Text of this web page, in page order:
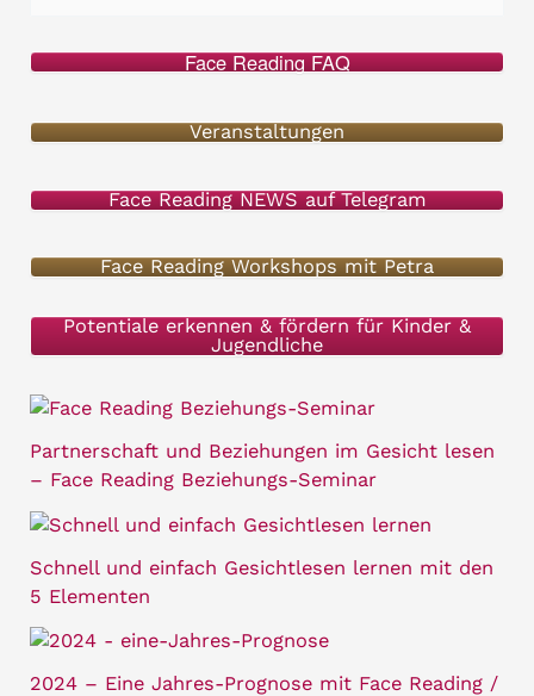
c
e
n
c
h
:
Face Reading FAQ
Veranstaltungen
Face Reading NEWS auf Telegram
Face Reading Workshops mit Petra
Potentiale erkennen & fördern für Kinder &
Jugendliche
Partnerschaft und Beziehungen im Gesicht lesen
– Face Reading Beziehungs-Seminar
Schnell und einfach Gesichtlesen lernen mit den
5 Elementen
2024 – Eine Jahres-Prognose mit Face Reading /